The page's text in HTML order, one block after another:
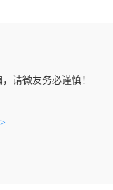
请微友务必谨慎！